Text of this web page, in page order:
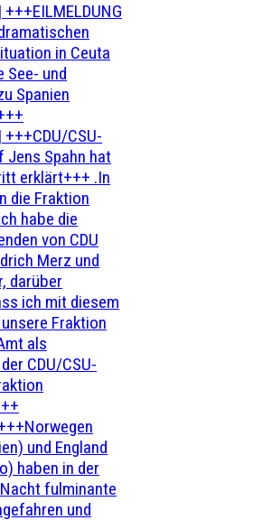
| +++EILMELDUNG
in Ceuta
See- und
Spanien
| +++CDU/CSU-
Jens Spahn hat
erklärt+++ .In
die Fraktion
habe die
von CDU
Merz und
darüber
ich mit diesem
Fraktion
als
CDU/CSU-
und England
haben in der
fulminante
und